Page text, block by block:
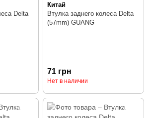
Delta
Китай
Втулка заднего колеса Delta
(57mm) GUANG
71 грн
Нет в наличии